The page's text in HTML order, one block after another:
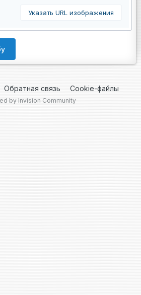
Указать URL изображения
Обратная связь Cookie-файлы
by Invision Community